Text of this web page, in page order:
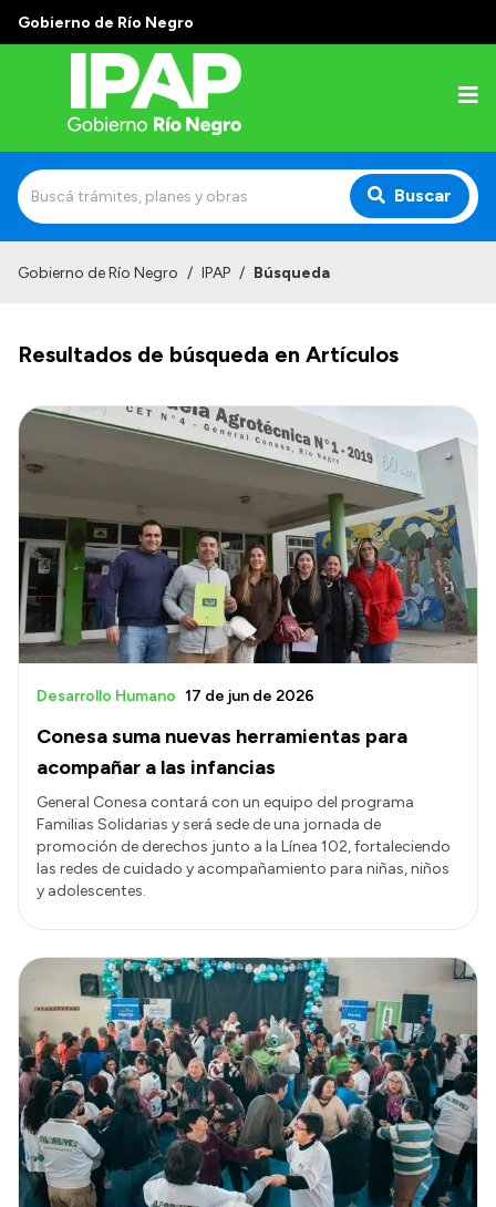
Gobierno de Río Negro
Buscar
El IPAP
Autoridades
Docentes y Capacitadores
Normativa
Accesos directos
SIU GUARANÍ
TECNICATURAS
CAPACITACIONES
Gobierno de Río Negro / IPAP / Búsqueda
Resultados de búsqueda en Artículos
Conesa suma nuevas herramientas para
acompañar a las infancias
Desarrollo Humano 17 de jun de 2026
General Conesa contará con un equipo del programa
Familias Solidarias y será sede de una jornada de
promoción de derechos junto a la Línea 102, fortaleciendo
las redes de cuidado y acompañamiento para niñas, niños
y adolescentes.